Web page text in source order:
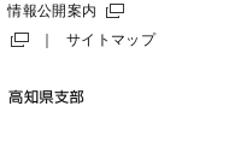
情報公開案内
サイトマップ